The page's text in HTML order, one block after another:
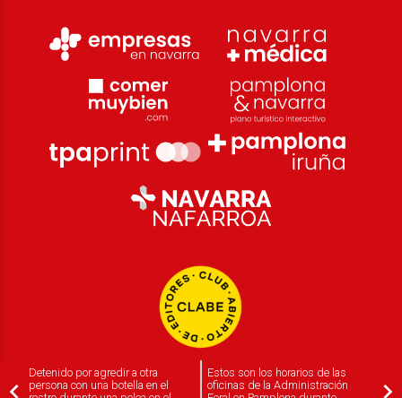
Detenido por agredir a otra
persona con una botella en el
Estos son los horarios de las
oficinas de la Administración